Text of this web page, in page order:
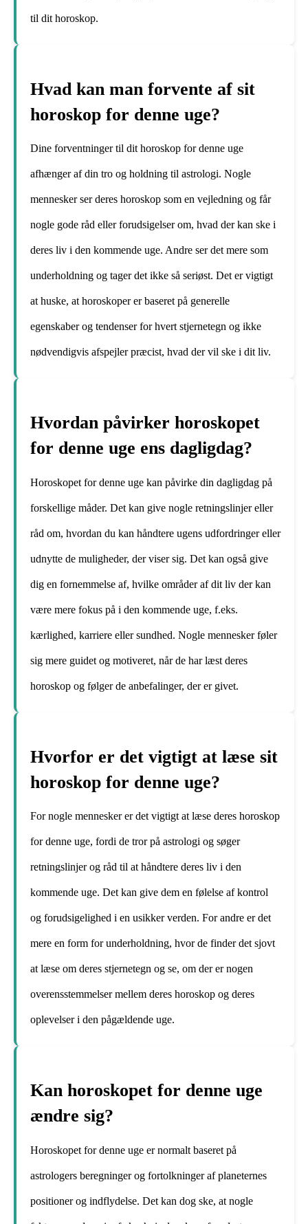
til dit horoskop.
Hvad kan man forvente af sit
horoskop for denne uge?
Dine forventninger til dit horoskop for denne uge
afhænger af din tro og holdning til astrologi. Nogle
mennesker ser deres horoskop som en vejledning og får
nogle gode råd eller forudsigelser om, hvad der kan ske i
deres liv i den kommende uge. Andre ser det mere som
underholdning og tager det ikke så seriøst. Det er vigtigt
at huske, at horoskoper er baseret på generelle
egenskaber og tendenser for hvert stjernetegn og ikke
nødvendigvis afspejler præcist, hvad der vil ske i dit liv.
Hvordan påvirker horoskopet
for denne uge ens dagligdag?
Horoskopet for denne uge kan påvirke din dagligdag på
forskellige måder. Det kan give nogle retningslinjer eller
råd om, hvordan du kan håndtere ugens udfordringer eller
udnytte de muligheder, der viser sig. Det kan også give
dig en fornemmelse af, hvilke områder af dit liv der kan
være mere fokus på i den kommende uge, f.eks.
kærlighed, karriere eller sundhed. Nogle mennesker føler
sig mere guidet og motiveret, når de har læst deres
horoskop og følger de anbefalinger, der er givet.
Hvorfor er det vigtigt at læse sit
horoskop for denne uge?
For nogle mennesker er det vigtigt at læse deres horoskop
for denne uge, fordi de tror på astrologi og søger
retningslinjer og råd til at håndtere deres liv i den
kommende uge. Det kan give dem en følelse af kontrol
og forudsigelighed i en usikker verden. For andre er det
mere en form for underholdning, hvor de finder det sjovt
at læse om deres stjernetegn og se, om der er nogen
overensstemmelser mellem deres horoskop og deres
oplevelser i den pågældende uge.
Kan horoskopet for denne uge
ændre sig?
Horoskopet for denne uge er normalt baseret på
astrologers beregninger og fortolkninger af planeternes
positioner og indflydelse. Det kan dog ske, at nogle